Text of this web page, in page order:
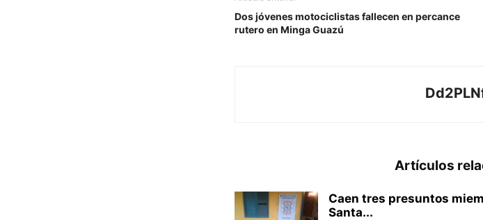
Dos jóvenes motociclistas fallecen en percance
rutero en Minga Guazú
Artículos
Caen tres presuntos
Santa...